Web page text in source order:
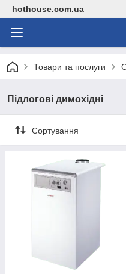
hothouse.com.ua
Товари та послуги
Підлогові димохідні
Сортування